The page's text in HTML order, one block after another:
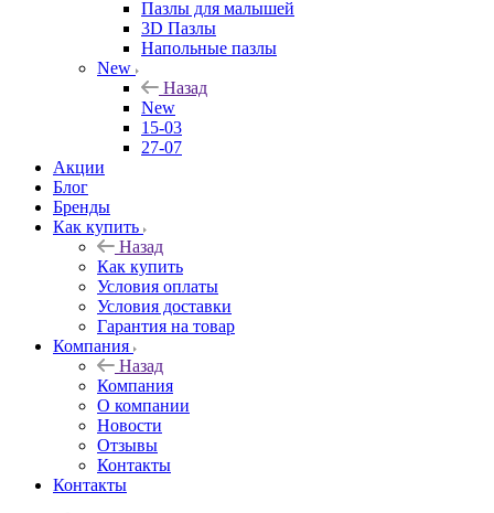
Пазлы для малышей
3D Пазлы
Напольные пазлы
New
Назад
New
15-03
27-07
Акции
Блог
Бренды
Как купить
Назад
Как купить
Условия оплаты
Условия доставки
Гарантия на товар
Компания
Назад
Компания
О компании
Новости
Отзывы
Контакты
Контакты